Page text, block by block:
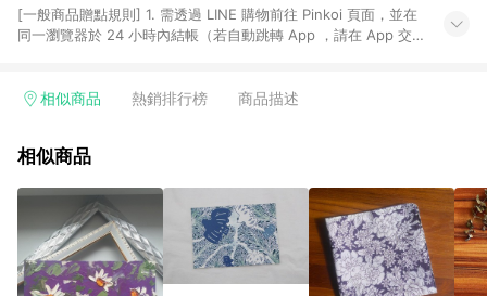
[一般商品贈點規則] 1. 需透過 LINE 購物前往 Pinkoi 頁面，並在
同一瀏覽器於 24 小時內結帳（若自動跳轉 App ，請在 App 交
回饋訂單不得享有 Pinkoi 站方優惠，例如首購優惠，P coins，
行為，不具贈點資格，部分退款不在此限。 6. APP 請更新至
貨後 45 天後發送。 8. 群眾募資商品，禮物卡，開館保證金，補
運費，攤位費等不具贈點資格。 9. LINE 購物站上之商品規格、
顏色、價位、贈品如與 Pinkoi 商品資訊頁及購物車不符，以
Pinkoi 購物商品資訊頁及購物車標示為準。 10. 點數紅包使用規
則請以點數紅包活動說明為準。 11. 若於 LINE 購物前往 Pinkoi
相似商品 熱銷排行榜 商品描述
相似商品